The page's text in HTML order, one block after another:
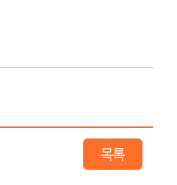
목록